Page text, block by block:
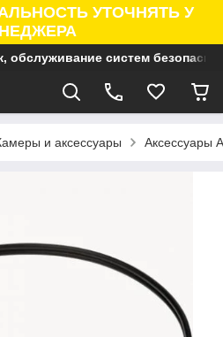
УТОЧНЯТЬ У
обслуживание систем
и аксессуары Аксессуары